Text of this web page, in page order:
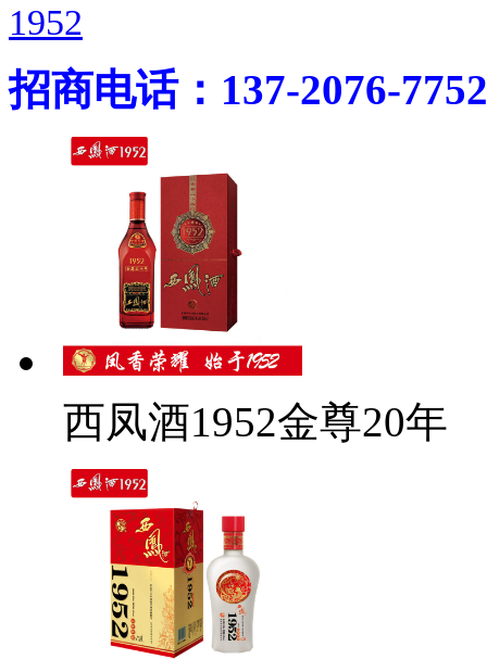
1952
招商电话：137-2076-7752
西凤酒1952金尊20年